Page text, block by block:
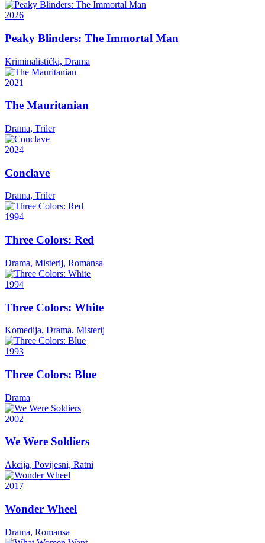
2026
Peaky Blinders: The Immortal Man
Kriminalistički, Drama
2021
The Mauritanian
Drama, Triler
2024
Conclave
Drama, Triler
1994
Three Colors: Red
Drama, Misterij, Romansa
1994
Three Colors: White
Komedija, Drama, Misterij
1993
Three Colors: Blue
Drama
2002
We Were Soldiers
Akcija, Povijesni, Ratni
2017
Wonder Wheel
Drama, Romansa